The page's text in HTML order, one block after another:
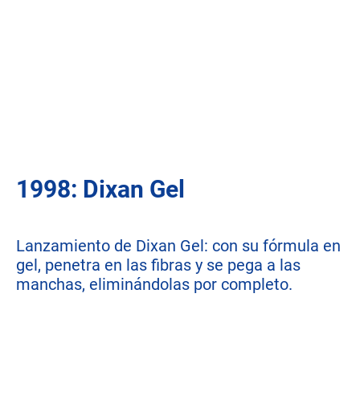
1998: Dixan Gel
Lanzamiento de Dixan Gel: con su fórmula en
gel, penetra en las fibras y se pega a las
manchas, eliminándolas por completo.